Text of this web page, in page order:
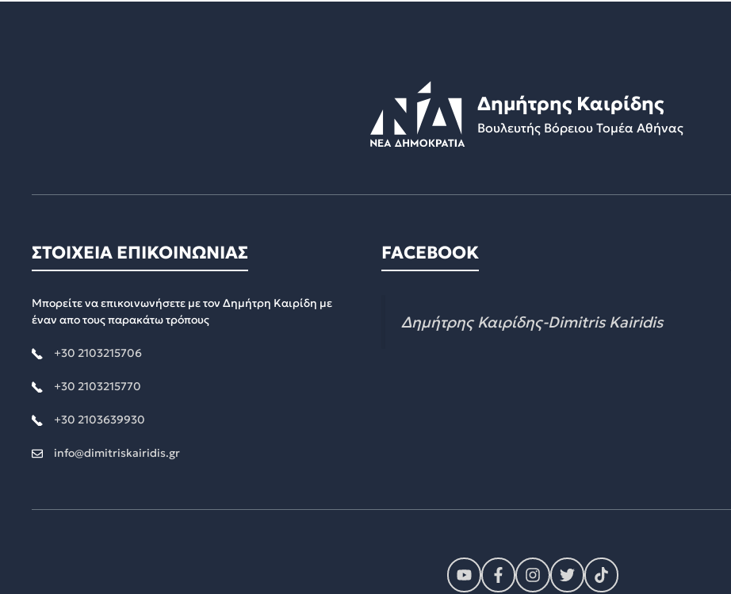
Δημήτρης Καιρίδης
Βουλευτής Βόρειου Τομέα Αθήνας
ΣΤΟΙΧΕΙΑ ΕΠΙΚΟΙΝΩΝΙΑΣ
Μπορείτε να επικοινωνήσετε με τον Δημήτρη Καιρίδη με
έναν απο τους παρακάτω τρόπους
+30 2103215706
+30 2103215770
+30 2103639930
info@dimitriskairidis.gr
FACEBOOK
Δημήτρης Καιρίδης-Dimitris Kairidis